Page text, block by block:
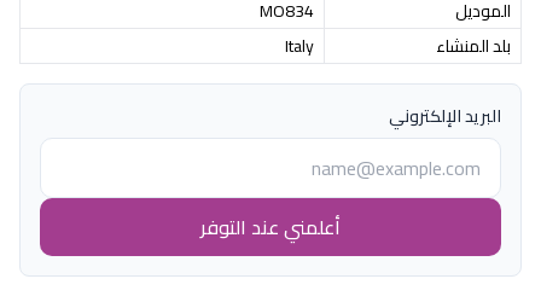
الموديل
MO834
بلد المنشاء
Italy
البريد الإلكتروني
أعلمني عند التوفر